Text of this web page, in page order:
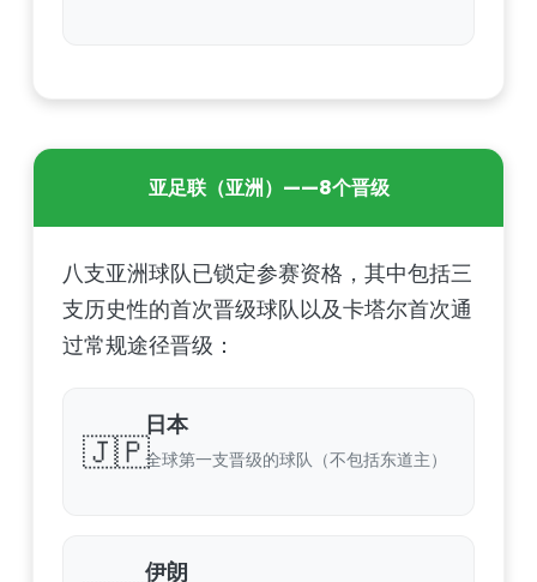
亚足联（亚洲）——8个晋级
八支亚洲球队已锁定参赛资格，其中包括三
支历史性的首次晋级球队以及卡塔尔首次通
过常规途径晋级：
🇯🇵
日本
全球第一支晋级的球队（不包括东道主）
伊朗